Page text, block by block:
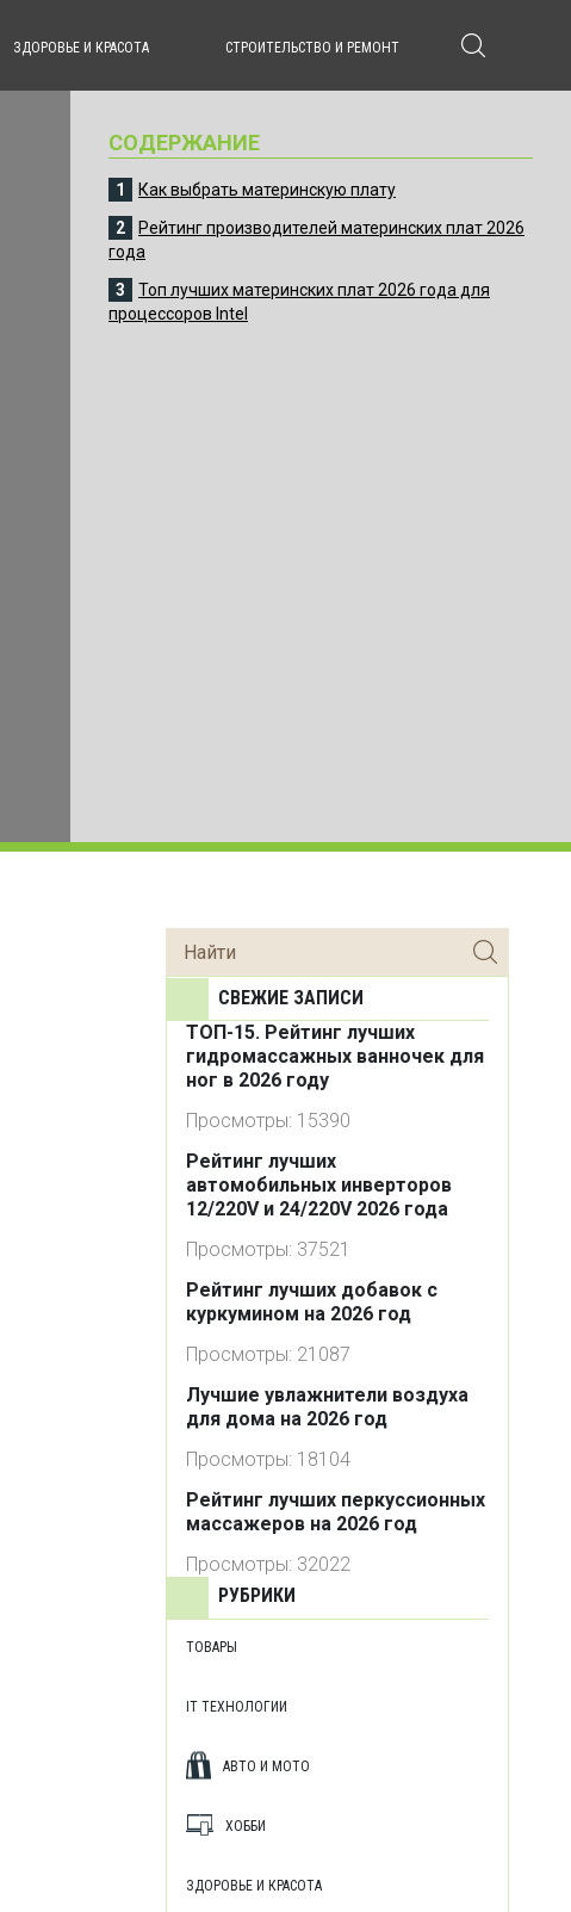
ЗДОРОВЬЕ И КРАСОТА СТРОИТЕЛЬСТВО И РЕМОНТ
СОДЕРЖАНИЕ
Как выбрать материнскую плату
Рейтинг производителей материнских плат 2026
года
Топ лучших материнских плат 2026 года для
процессоров Intel
СВЕЖИЕ ЗАПИСИ
ТОП-15. Рейтинг лучших
гидромассажных ванночек для
ног в 2026 году
Просмотры: 15390
Рейтинг лучших
автомобильных инверторов
12/220V и 24/220V 2026 года
Просмотры: 37521
Рейтинг лучших добавок с
куркумином на 2026 год
Просмотры: 21087
Лучшие увлажнители воздуха
для дома на 2026 год
Просмотры: 18104
Рейтинг лучших перкуссионных
массажеров на 2026 год
Просмотры: 32022
РУБРИКИ
ТОВАРЫ
IT ТЕХНОЛОГИИ
АВТО И МОТО
ХОББИ
ЗДОРОВЬЕ И КРАСОТА